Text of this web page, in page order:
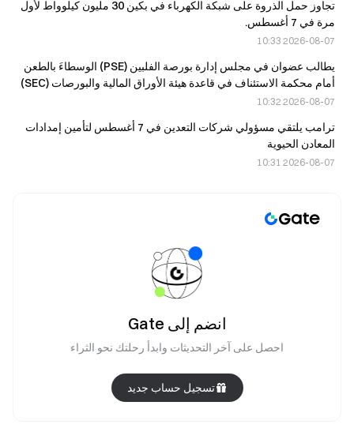
تجاوز حمل الذروة على شبكة الكهرباء في بكين 30 مليون كيلوواط لأول
مرة في 7 أغسطس.
2026-08-07 10:33
يطالب عضوان في مجلس إدارة بورصة الفلبين (PSE) الوسطاءَ بالطعن
أمام محكمة الاستئناف في قاعدة هيئة الأوراق المالية والبورصات (SEC)
بشأن الحد الأقصى لمدة العضوية البالغة 10 سنوات، في 5 أغسطس.
2026-08-07 10:32
ترامب يلتقي مسؤولي شركات التعدين في 7 أغسطس لتأمين إمدادات
المعادن الحيوية
2026-08-07 10:31
انضم إلى Gate
احصل على آخر التحديثات وابدأ رحلتك نحو الثراء
تسجيل حساب جديد